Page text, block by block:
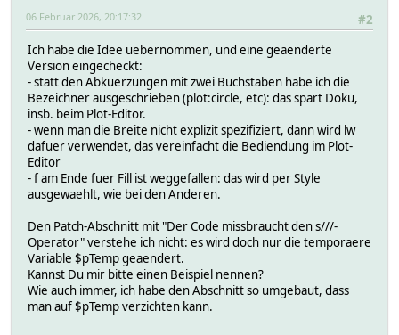
#2
06 Februar 2026, 20:17:32
Ich habe die Idee uebernommen, und eine geaenderte
Version eingecheckt:
- statt den Abkuerzungen mit zwei Buchstaben habe ich die
Bezeichner ausgeschrieben (plot:circle, etc): das spart Doku,
insb. beim Plot-Editor.
- wenn man die Breite nicht explizit spezifiziert, dann wird lw
dafuer verwendet, das vereinfacht die Bediendung im Plot-
Editor
- f am Ende fuer Fill ist weggefallen: das wird per Style
ausgewaehlt, wie bei den Anderen.
Den Patch-Abschnitt mit "Der Code missbraucht den s///-
Operator" verstehe ich nicht: es wird doch nur die temporaere
Variable $pTemp geaendert.
Kannst Du mir bitte einen Beispiel nennen?
Wie auch immer, ich habe den Abschnitt so umgebaut, dass
man auf $pTemp verzichten kann.